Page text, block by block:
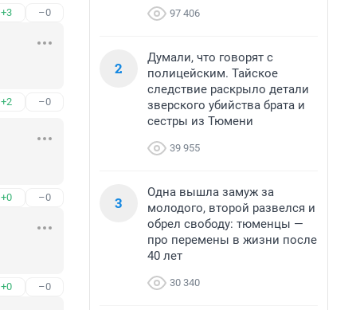
+3 –0
+2 –0
+0 –0
+0 –0
97 406
2
Думали, что говорят с
полицейским. Тайское
следствие раскрыло детали
зверского убийства брата и
сестры из Тюмени
39 955
3
Одна вышла замуж за
молодого, второй развелся и
обрел свободу: тюменцы —
про перемены в жизни после
40 лет
30 340